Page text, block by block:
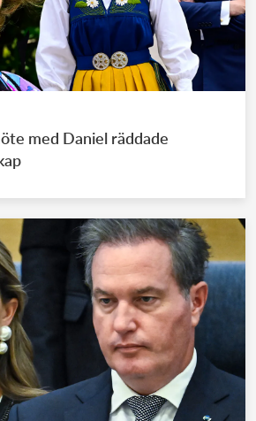
med Daniel räddade